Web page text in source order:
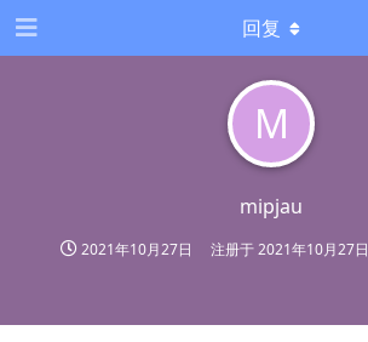
M
mipjau
2021年10月27日 注册于2021年10月27日
回复